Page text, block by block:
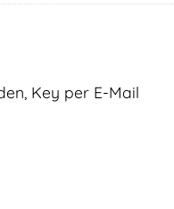
Key per E-Mail